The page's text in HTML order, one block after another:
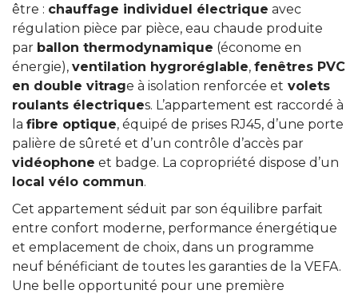
être : chauffage individuel électrique avec
régulation pièce par pièce, eau chaude produite
par ballon thermodynamique (économe en
énergie), ventilation hygroréglable, fenêtres PVC
en double vitrage à isolation renforcée et volets
roulants électriques. L’appartement est raccordé à
la fibre optique, équipé de prises RJ45, d’une porte
palière de sûreté et d’un contrôle d’accès par
vidéophone et badge. La copropriété dispose d’un
local vélo commun.
Cet appartement séduit par son équilibre parfait
entre confort moderne, performance énergétique
et emplacement de choix, dans un programme
neuf bénéficiant de toutes les garanties de la VEFA.
Une belle opportunité pour une première